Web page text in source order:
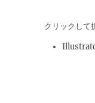
クリックして